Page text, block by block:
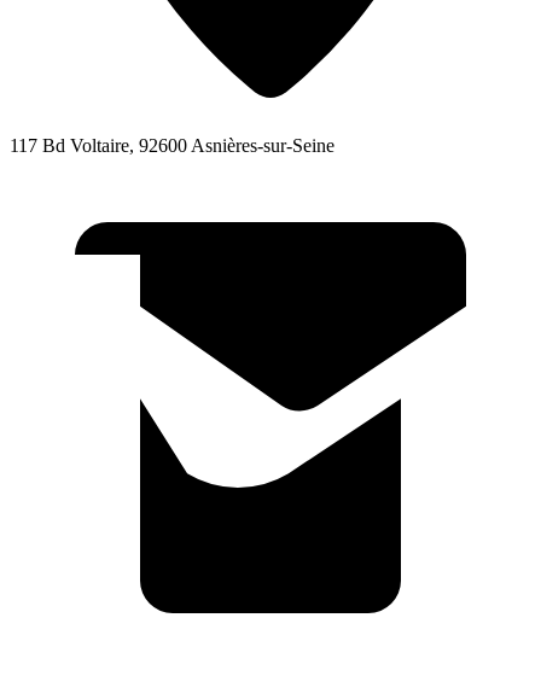
117 Bd Voltaire, 92600 Asnières-sur-Seine